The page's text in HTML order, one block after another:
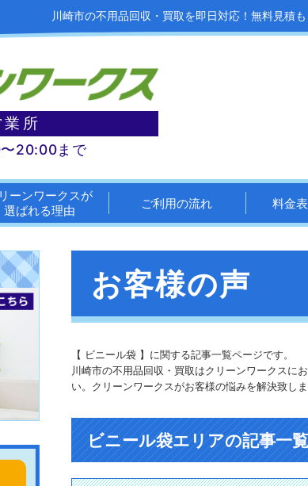
川崎市の不用品回収・買取を即日対応！ 無料見積
業所
20:00まで
ーンワークスが
選ばれる理由
ご利用の流れ 料金
お客様の声
【 ビニール袋 】に関する記事一覧ページです。
川崎市の不用品回収・買取はクリーンワークスに
い。クリーンワークスがお客様の悩みを解決致しま
ビニール袋エリアの記事一覧